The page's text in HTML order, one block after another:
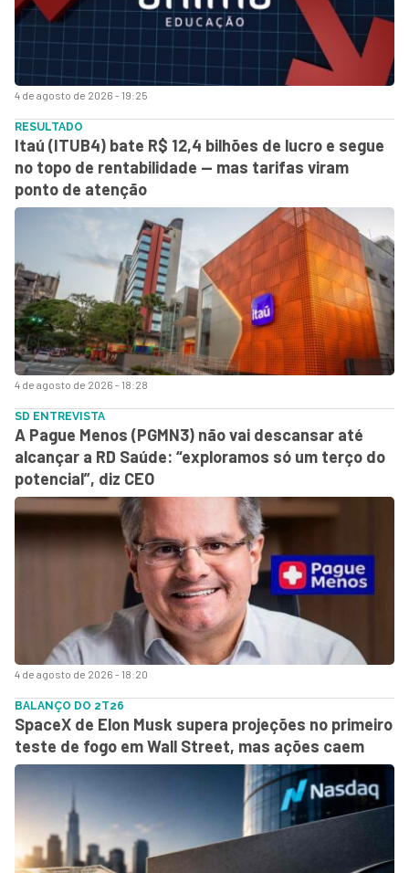
4 de agosto de 2026 - 19:25
4 de agosto de 2026 - 18:28
RESULTADO
Itaú (ITUB4) bate R$ 12,4 bilhões de lucro e segue
no topo de rentabilidade — mas tarifas viram
ponto de atenção
4 de agosto de 2026 - 18:20
SD ENTREVISTA
A Pague Menos (PGMN3) não vai descansar até
alcançar a RD Saúde: “exploramos só um terço do
potencial”, diz CEO
BALANÇO DO 2T26
SpaceX de Elon Musk supera projeções no primeiro
teste de fogo em Wall Street, mas ações caem